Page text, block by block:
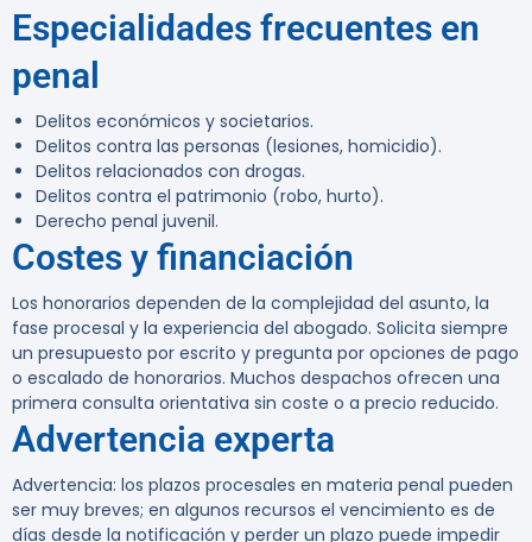
Especialidades frecuentes en
penal
Delitos económicos y societarios.
Delitos contra las personas (lesiones, homicidio).
Delitos relacionados con drogas.
Delitos contra el patrimonio (robo, hurto).
Derecho penal juvenil.
Costes y financiación
Los honorarios dependen de la complejidad del asunto, la
fase procesal y la experiencia del abogado. Solicita siempre
un presupuesto por escrito y pregunta por opciones de pago
o escalado de honorarios. Muchos despachos ofrecen una
primera consulta orientativa sin coste o a precio reducido.
Advertencia experta
Advertencia: los plazos procesales en materia penal pueden
ser muy breves; en algunos recursos el vencimiento es de
días desde la notificación y perder un plazo puede impedir